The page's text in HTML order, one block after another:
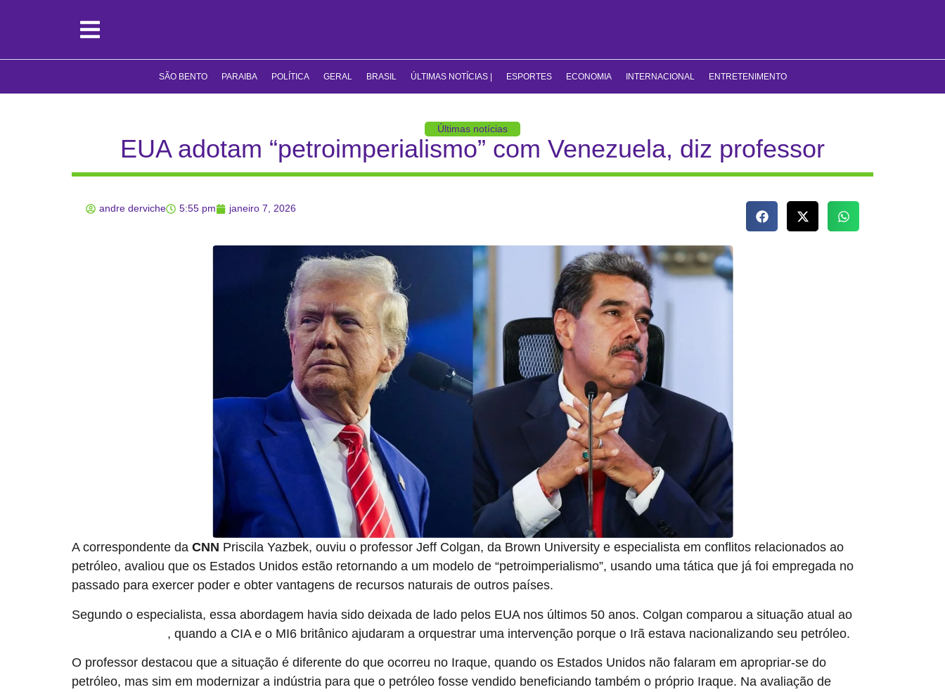
SÃO BENTO PARAIBA POLÍTICA GERAL BRASIL ÚLTIMAS NOTÍCIAS | ESPORTES ECONOMIA INTERNACIONAL ENTRETENIMENTO
Últimas notícias
EUA adotam “petroimperialismo” com Venezuela, diz professor
andre derviche 5:55 pm janeiro 7, 2026
A correspondente da CNN Priscila Yazbek, ouviu o professor Jeff Colgan, da Brown University e especialista em conflitos relacionados ao
petróleo, avaliou que os Estados Unidos estão retornando a um modelo de “petroimperialismo”, usando uma tática que já foi empregada no
passado para exercer poder e obter vantagens de recursos naturais de outros países.
Segundo o especialista, essa abordagem havia sido deixada de lado pelos EUA nos últimos 50 anos. Colgan comparou a situação atual ao
, quando a CIA e o MI6 britânico ajudaram a orquestrar uma intervenção porque o Irã estava nacionalizando seu petróleo.
O professor destacou que a situação é diferente do que ocorreu no Iraque, quando os Estados Unidos não falaram em apropriar-se do
petróleo, mas sim em modernizar a indústria para que o petróleo fosse vendido beneficiando também o próprio Iraque. Na avaliação de